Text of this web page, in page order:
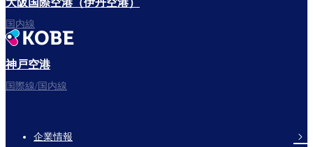
大阪国際空港（伊丹空港）
国内線
神戸空港
国際線/国内線
企業情報